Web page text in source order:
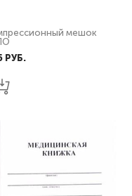
мешок
PУБ.